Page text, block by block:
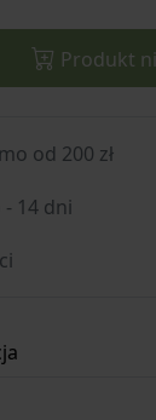
Produkt
od 200 zł
14 dni